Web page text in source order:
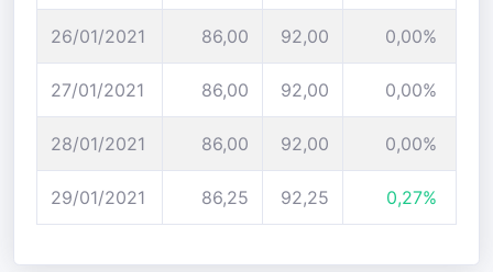
26/01/2021 86,00 92,00 0,00%
27/01/2021 86,00 92,00 0,00%
28/01/2021 86,00 92,00 0,00%
29/01/2021 86,25 92,25 0,27%